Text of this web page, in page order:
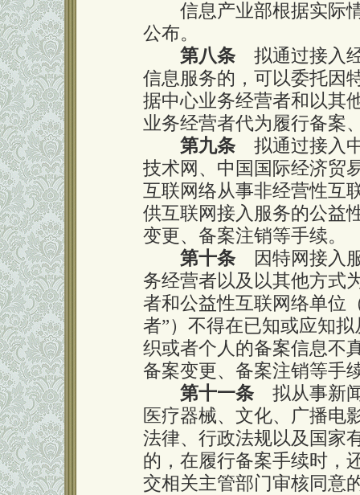
信息产业部根据实际情
公布。
第八条 拟通过接入
信息服务的，可以委托因
据中心业务经营者和以其
业务经营者代为履行备案
第九条 拟通过接入
技术网、中国国际经济贸
互联网络从事非经营性互
供互联网接入服务的公益
变更、备案注销等手续。
第十条 因特网接入
务经营者以及以其他方式
者和公益性互联网络单位
者”）不得在已知或应知
织或者个人的备案信息不
备案变更、备案注销等手
第十一条 拟从事新
医疗器械、文化、广播电
法律、行政法规以及国家
的，在履行备案手续时，
交相关主管部门审核同意